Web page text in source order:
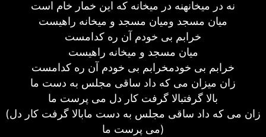
نه در میخانهنه در میخانه که این خمار خام است
میان مسجد ومیان مسجد و میخانه راهیست
خرابم بی خودم آن ره کدامست
میان مسجد و میخانه راهیست
خرابم بی خودمخرابم بی خودم آن ره کدامست
زان میزان می که داد ساقی مجلس به دست ما
بالا گرفتبالا گرفت کار دل می پرست ما
(زان می که داد ساقی مجلس به دست مابالا گرفت کار دل
می پرست ما)